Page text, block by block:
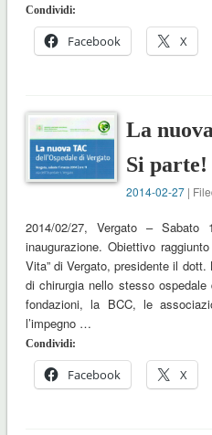
Condividi:
Facebook X
La
Si parte!
2014-02-27 |
2014/02/27, Vergato –
inaugurazione. Obiettivo
Vita” di Vergato, presidente il
di chirurgia nello stesso
fondazioni, la BCC, le
l’impegno …
Condividi:
Facebook X